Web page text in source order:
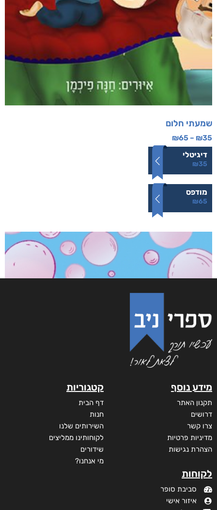
שמעתי חלום
₪35
–
₪65
דיגיטלי
₪35
מודפס
₪65
מידע נוסף
תקנון האתר
דרושים
צרו קשר
מדיניות פרטיות
הצהרת נגישות
לקוחות
סביבת סופר
איזור אישי
קטגוריות
דף הבית
חנות
השירותים שלנו
לקוחותינו ממליצים
שידורים
מי אנחנו?